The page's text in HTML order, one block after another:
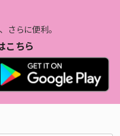
さらに便利。
こちら